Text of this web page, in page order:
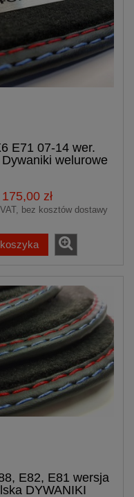
A8 D4 2010-
Premium
zł
E71 07-14 wer.
welurowe
175,00 zł
bez kosztów dostawy
E82, E81 wersja
DYWANIKI